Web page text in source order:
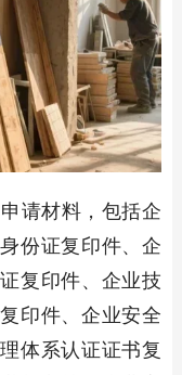
请材料，包括企
份证复印件、企
复印件、企业技
印件、企业安全
体系认证证书复